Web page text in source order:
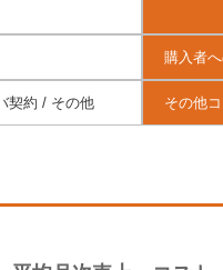
購入者
契約 / その他 その他